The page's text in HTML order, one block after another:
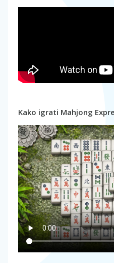
Kako igrati Mahjong